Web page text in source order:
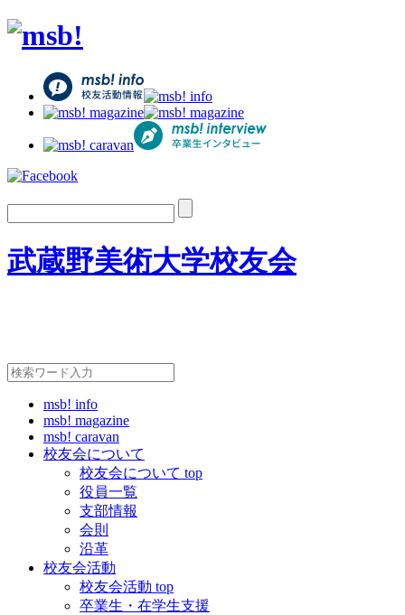
武蔵野美術大学校友会
msb! info
msb! magazine
msb! caravan
校友会について
校友会について top
役員一覧
支部情報
会則
沿革
校友会活動
校友会活動 top
卒業生・在学生支援